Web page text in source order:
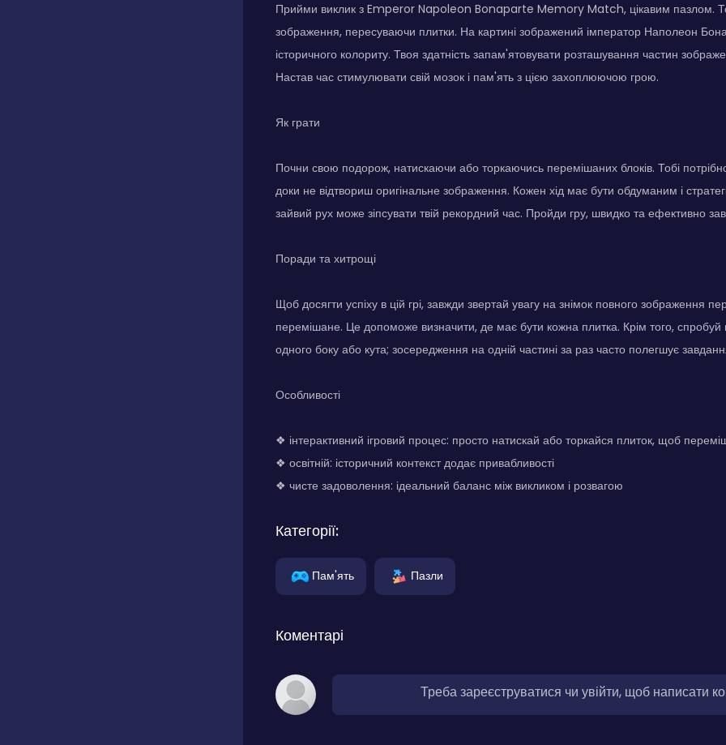
Прийми виклик з Emperor Napoleon Bonaparte Memory Match, цікавим пазлом.
зображення, пересуваючи плитки. На картині зображений імператор Наполеон
історичного колориту. Твоя здатність запам'ятовувати розташування частин
Настав час стимулювати свій мозок і пам'ять з цією захоплюючою грою.
Як грати
Почни свою подорож, натискаючи або торкаючись перемішаних блоків. Тобі
доки не відтвориш оригінальне зображення. Кожен хід має бути обдуманим і
зайвий рух може зіпсувати твій рекордний час. Пройди гру, швидко та ефективно
Поради та хитрощі
Щоб досягти успіху в цій грі, завжди звертай увагу на знімок повного зображення
перемішане. Це допоможе визначити, де має бути кожна плитка. Крім того, спробуй
одного боку або кута; зосередження на одній частині за раз часто полегшує
Особливості
❖ інтерактивний ігровий процес: просто натискай або торкайся плиток, щоб
❖ освітній: історичний контекст додає привабливості
❖ чисте задоволення: ідеальний баланс між викликом і розвагою
Категорії:
Пам'ять Пазли
Коментарі
Треба зареєструватися чи увійти, щоб написати